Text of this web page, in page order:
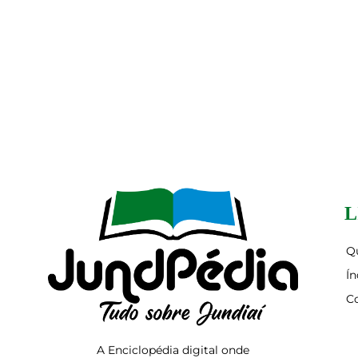
A Enciclopédia digital onde